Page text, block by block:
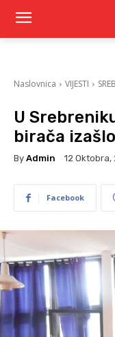
Naslovnica VIJESTI
U
birača
By Admin 12 Oktobra,
Facebook